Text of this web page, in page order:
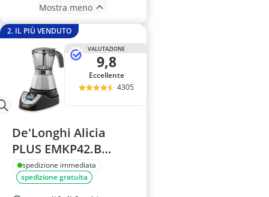
Mostra meno
2. IL PIÙ VENDUTO
VALUTAZIONE
9,8
Eccellente
4305
De'Longhi Alicia
PLUS EMKP42.B
Caffettiera Moka
Elettrica 2-4 Tazze
spedizione immediata
spedizione gratuita